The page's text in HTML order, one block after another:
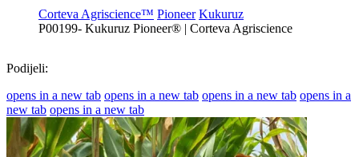
Corteva Agriscience™ Pioneer Kukuruz
P00199- Kukuruz Pioneer® | Corteva Agriscience
Podijeli:
opens in a new tab opens in a new tab opens in a new tab opens in a
new tab opens in a new tab